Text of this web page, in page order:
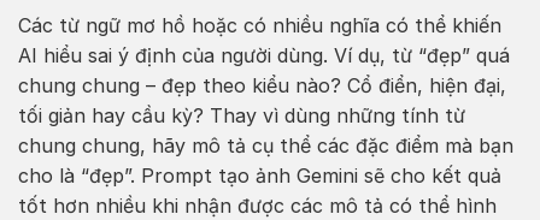
Các từ ngữ mơ hồ hoặc có nhiều nghĩa có thể khiến
AI hiểu sai ý định của người dùng. Ví dụ, từ “đẹp” quá
chung chung – đẹp theo kiểu nào? Cổ điển, hiện đại,
tối giản hay cầu kỳ? Thay vì dùng những tính từ
chung chung, hãy mô tả cụ thể các đặc điểm mà bạn
cho là “đẹp”. Prompt tạo ảnh Gemini sẽ cho kết quả
tốt hơn nhiều khi nhận được các mô tả có thể hình